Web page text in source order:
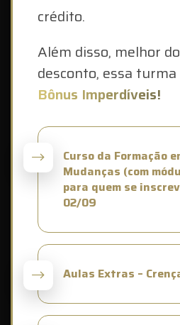
crédito.
Além disso, melhor
desconto, essa
Bônus Imperdíveis!
Curso da Formação
Mudanças (com
para quem se
02/09
Aulas Extras –